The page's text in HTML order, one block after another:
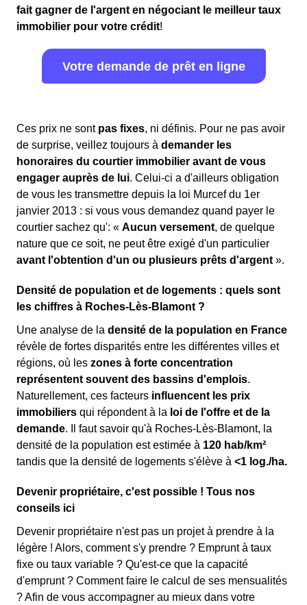
fait gagner de l'argent en négociant le meilleur taux
immobilier pour votre crédit!
Votre demande de prêt en ligne
Ces prix ne sont pas fixes, ni définis. Pour ne pas avoir
de surprise, veillez toujours à demander les
honoraires du courtier immobilier avant de vous
engager auprès de lui. Celui-ci a d'ailleurs obligation
de vous les transmettre depuis la loi Murcef du 1er
janvier 2013 : si vous vous demandez quand payer le
courtier sachez qu': « Aucun versement, de quelque
nature que ce soit, ne peut être exigé d'un particulier
avant l'obtention d'un ou plusieurs prêts d'argent ».
Densité de population et de logements : quels sont
les chiffres à Roches-Lès-Blamont ?
Une analyse de la densité de la population en France
révèle de fortes disparités entre les différentes villes et
régions, où les zones à forte concentration
représentent souvent des bassins d'emplois.
Naturellement, ces facteurs influencent les prix
immobiliers qui répondent à la loi de l'offre et de la
demande. Il faut savoir qu'à Roches-Lès-Blamont, la
densité de la population est estimée à 120 hab/km²
tandis que la densité de logements s'élève à <1 log./ha.
Devenir propriétaire, c'est possible ! Tous nos
conseils ici
Devenir propriétaire n'est pas un projet à prendre à la
légère ! Alors, comment s'y prendre ? Emprunt à taux
fixe ou taux variable ? Qu'est-ce que la capacité
d'emprunt ? Comment faire le calcul de ses mensualités
? Afin de vous accompagner au mieux dans votre